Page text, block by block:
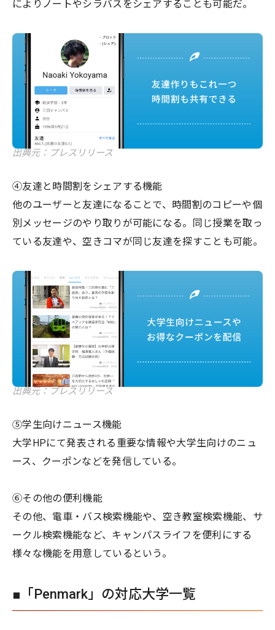
によりノートやシラバスをシェアすることも可能だ。
出典元：プレスリリース
④友達と時間割をシェアする機能
他のユーザーと友達になることで、時間割のコピーや個
別メッセージのやり取りが可能になる。同じ授業を取っ
ている友達や、空きコマが同じ友達を探すことも可能。
出典元：プレスリリース
⑤学生向けニュース機能
大学HPにて発表される重要な情報や大学生向けのニュ
ース、クーポンなどを発信している。
⑥その他の便利機能
その他、電車・バス検索機能や、空き教室検索機能、サ
ークル検索機能など、キャンパスライフを便利にする
様々な機能を用意しているという。
■「Penmark」の対応大学一覧